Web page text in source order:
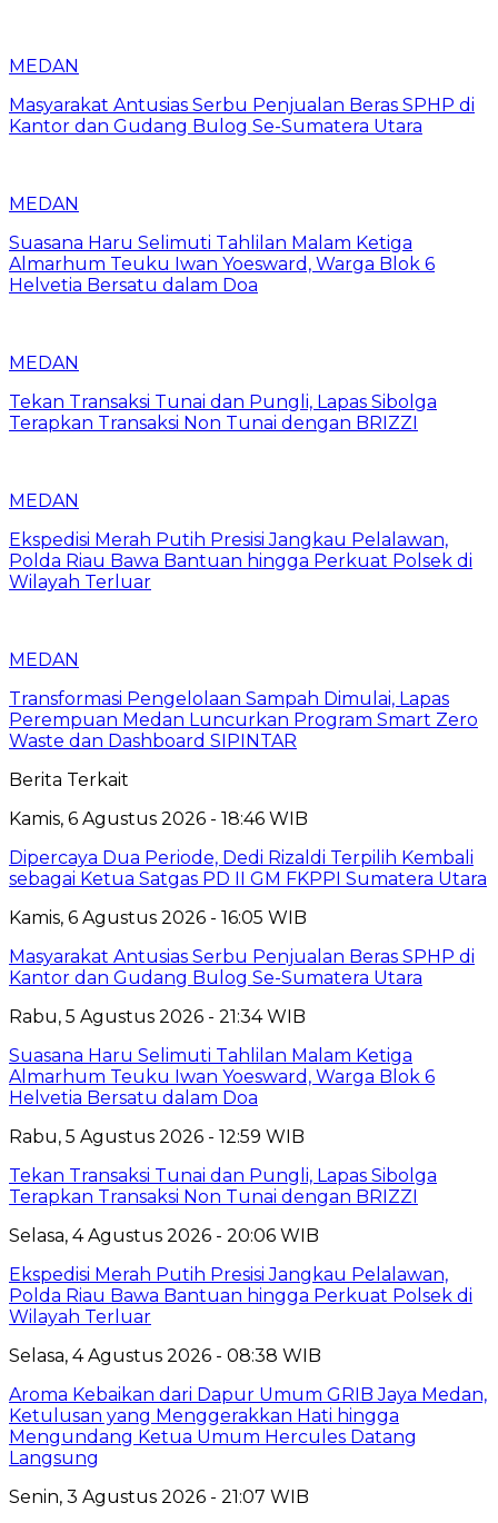
MEDAN
Masyarakat Antusias Serbu Penjualan Beras SPHP di
Kantor dan Gudang Bulog Se-Sumatera Utara
MEDAN
Suasana Haru Selimuti Tahlilan Malam Ketiga
Almarhum Teuku Iwan Yoesward, Warga Blok 6
Helvetia Bersatu dalam Doa
MEDAN
Tekan Transaksi Tunai dan Pungli, Lapas Sibolga
Terapkan Transaksi Non Tunai dengan BRIZZI
MEDAN
Ekspedisi Merah Putih Presisi Jangkau Pelalawan,
Polda Riau Bawa Bantuan hingga Perkuat Polsek di
Wilayah Terluar
MEDAN
Transformasi Pengelolaan Sampah Dimulai, Lapas
Perempuan Medan Luncurkan Program Smart Zero
Waste dan Dashboard SIPINTAR
Berita Terkait
Kamis, 6 Agustus 2026 - 18:46 WIB
Dipercaya Dua Periode, Dedi Rizaldi Terpilih Kembali
sebagai Ketua Satgas PD II GM FKPPI Sumatera Utara
Kamis, 6 Agustus 2026 - 16:05 WIB
Masyarakat Antusias Serbu Penjualan Beras SPHP di
Kantor dan Gudang Bulog Se-Sumatera Utara
Rabu, 5 Agustus 2026 - 21:34 WIB
Suasana Haru Selimuti Tahlilan Malam Ketiga
Almarhum Teuku Iwan Yoesward, Warga Blok 6
Helvetia Bersatu dalam Doa
Rabu, 5 Agustus 2026 - 12:59 WIB
Tekan Transaksi Tunai dan Pungli, Lapas Sibolga
Terapkan Transaksi Non Tunai dengan BRIZZI
Selasa, 4 Agustus 2026 - 20:06 WIB
Ekspedisi Merah Putih Presisi Jangkau Pelalawan,
Polda Riau Bawa Bantuan hingga Perkuat Polsek di
Wilayah Terluar
Selasa, 4 Agustus 2026 - 08:38 WIB
Aroma Kebaikan dari Dapur Umum GRIB Jaya Medan,
Ketulusan yang Menggerakkan Hati hingga
Mengundang Ketua Umum Hercules Datang
Langsung
Senin, 3 Agustus 2026 - 21:07 WIB